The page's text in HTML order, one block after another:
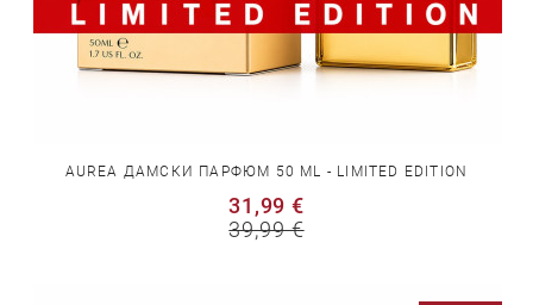
AUREA ДАМСКИ ПАРФЮМ 50 ML - LIMITED EDITION
31,99 €
39,99 €